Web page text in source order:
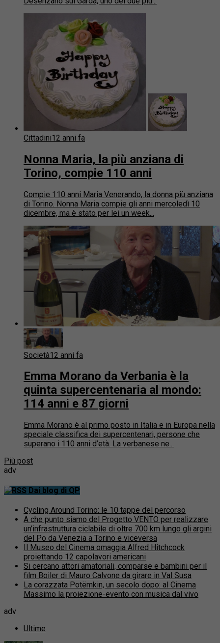
Cittadini12 anni fa
Nonna Maria, la più anziana di
Torino, compie 110 anni
Compie 110 anni Maria Venerando, la donna più anziana
di Torino. Nonna Maria compie gli anni mercoledì 10
dicembre, ma è stato per lei un week...
Società12 anni fa
Emma Morano da Verbania è la
quinta supercentenaria al mondo:
114 anni e 87 giorni
Emma Morano è al primo posto in Italia e in Europa nella
speciale classifica dei supercentenari, persone che
superano i 110 anni d’età. La verbanese ne...
Più post
adv
Dai blog di QP
Cycling Around Torino: le 10 tappe del percorso
A che punto siamo del Progetto VENTO per realizzare
un’infrastruttura ciclabile di oltre 700 km lungo gli argini
del Po da Venezia a Torino e viceversa
Il Museo del Cinema omaggia Alfred Hitchcock
proiettando 12 capolavori americani
Si cercano attori amatoriali, comparse e bambini per il
film Boiler di Mauro Calvone da girare in Val Susa
La corazzata Potëmkin, un secolo dopo: al Cinema
Massimo la proiezione-evento con musica dal vivo
adv
Ultime